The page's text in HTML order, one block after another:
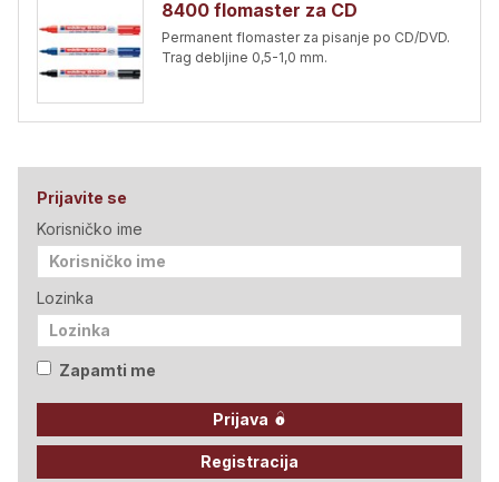
8400 flomaster za CD
Permanent flomaster za pisanje po CD/DVD.
Trag debljine 0,5-1,0 mm.
Prijavite se
Korisničko ime
Lozinka
Zapamti me
Prijava
Registracija